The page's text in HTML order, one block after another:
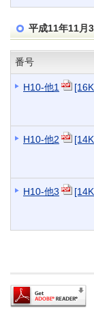
平成11年11月
番号
H10-他1
H10-他2
H10-他3